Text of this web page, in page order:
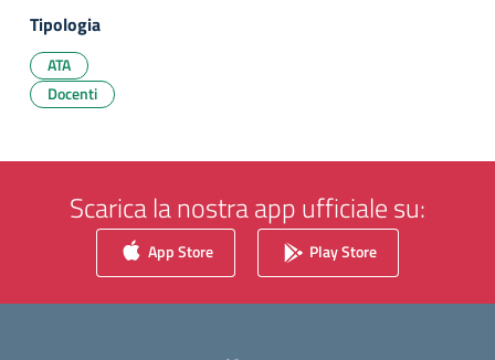
Tipologia
ATA
Docenti
Scarica la nostra app ufficiale su:
App Store Play Store